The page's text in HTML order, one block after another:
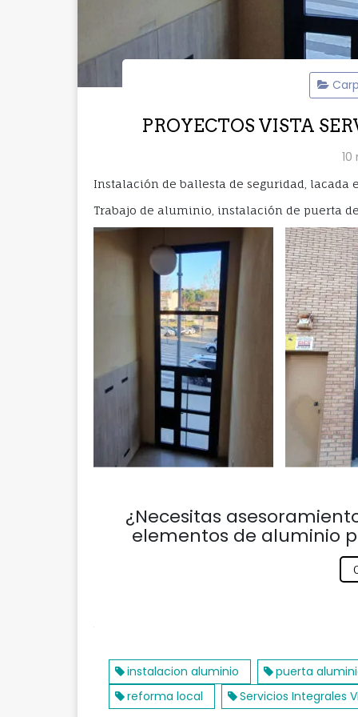
PROYECTOS VISTA
10
Instalación de ballesta de seguridad, lacada
Trabajo de aluminio, instalación de puerta
¿Necesitas
elementos de aluminio
instalacion aluminio puerta
reforma local
Servicios Integrales